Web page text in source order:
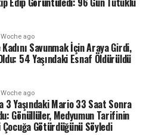
de uzun kuraklık
yaşamış, özellikle 2022
şekilde gerilemişti.
ise İsviçre’de devam eden
göller üzerindeki etkisini
Woche ago
Kadını Savunmak İçin Araya Girdi,
54 Yaşındaki Esnaf Öldürüldü
Woche ago
3 Yaşındaki Mario 33 Saat Sonra
Gönüllüler, Medyumun Tarifinin
Götürdüğünü Söyledi